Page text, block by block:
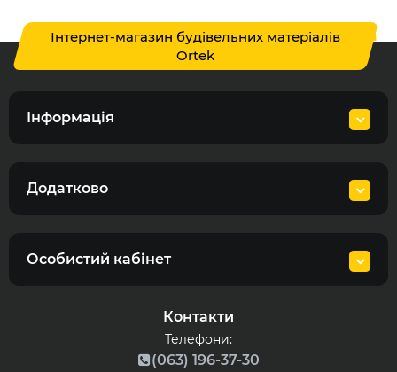
Інтернет-магазин будівельних матеріалів
Ortek
Інформація
Додатково
Особистий кабінет
Контакти
Телефони:
(063) 196-37-30